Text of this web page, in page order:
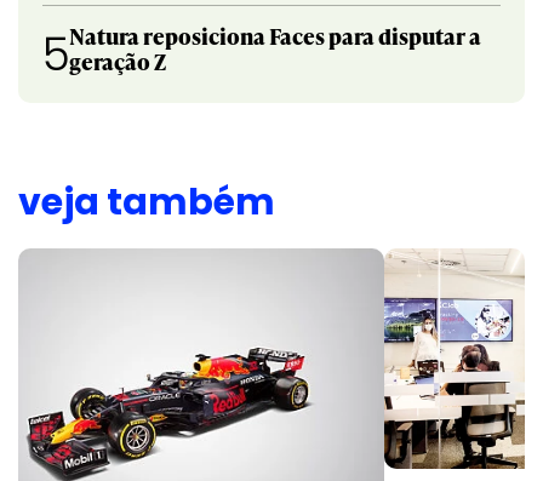
5Natura reposiciona Faces para disputar a
geração Z
veja também